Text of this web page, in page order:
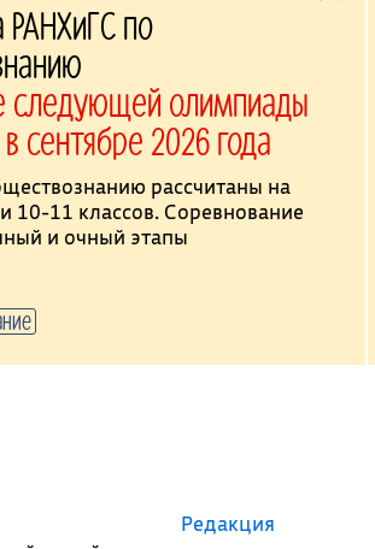
по
следующей олимпиады
сентябре 2026 года
рассчитаны на
10-11 классов. Соревнование
и очный этапы
Редакция